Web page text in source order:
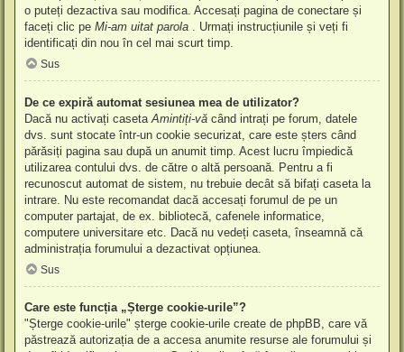
o puteți dezactiva sau modifica. Accesați pagina de conectare și
faceți clic pe Mi-am uitat parola
. Urmați instrucțiunile și veți fi
identificați din nou în cel mai scurt timp.
Sus
De ce expiră automat sesiunea mea de utilizator?
Dacă nu activați caseta Amintiți-vă când intrați pe forum, datele
dvs. sunt stocate într-un cookie securizat, care este șters când
părăsiți pagina sau după un anumit timp. Acest lucru împiedică
utilizarea contului dvs. de către o altă persoană. Pentru a fi
recunoscut automat de sistem, nu trebuie decât să bifați caseta la
intrare. Nu este recomandat dacă accesați forumul de pe un
computer partajat, de ex. bibliotecă, cafenele informatice,
computere universitare etc. Dacă nu vedeți caseta, înseamnă că
administrația forumului a dezactivat opțiunea.
Sus
Care este funcția „Șterge cookie-urile”?
"Șterge cookie-urile" șterge cookie-urile create de phpBB, care vă
păstrează autorizația de a accesa anumite resurse ale forumului și